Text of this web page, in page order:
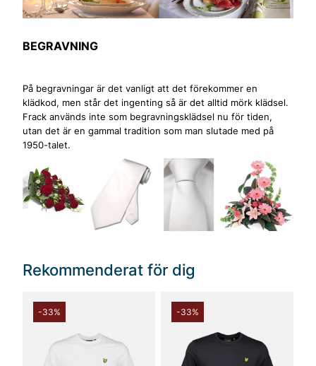
BEGRAVNING
På begravningar är det vanligt att det förekommer en
klädkod, men står det ingenting så är det alltid mörk klädsel.
Frack används inte som begravningsklädsel nu för tiden,
utan det är en gammal tradition som man slutade med på
1950-talet.
Rekommenderat för dig
-33% -33%